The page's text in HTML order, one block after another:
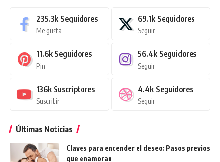
235.3k Seguidores
Me gusta
69.1k Seguidores
Seguir
11.6k Seguidores
Pin
56.4k Seguidores
Seguir
136k Suscriptores
Suscribir
4.4k Seguidores
Seguir
Últimas Noticias
Claves para encender el deseo: Pasos previos
que enamoran